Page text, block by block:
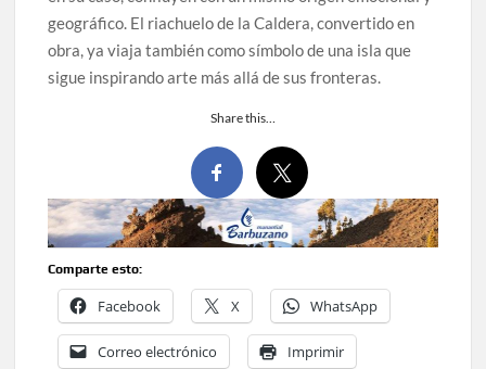
geográfico. El riachuelo de la Caldera, convertido en
obra, ya viaja también como símbolo de una isla que
sigue inspirando arte más allá de sus fronteras.
Share this…
Comparte esto:
Facebook X WhatsApp
Correo electrónico Imprimir